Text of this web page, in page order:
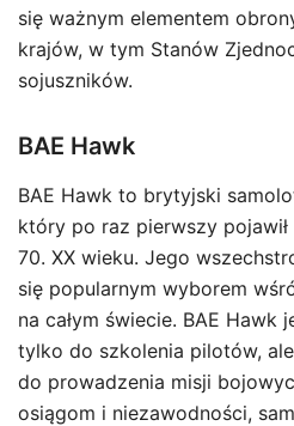
się ważnym elementem
krajów, w tym Stanów
sojuszników.
BAE Hawk
BAE Hawk to brytyjski
który po raz pierwszy
70. XX wieku. Jego
się popularnym wyborem
na całym świecie. BAE
tylko do szkolenia pilotów,
do prowadzenia misji
osiągom i niezawodności,